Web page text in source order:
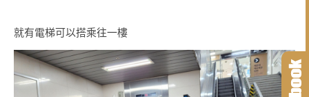
就有電梯可以搭乘往一樓